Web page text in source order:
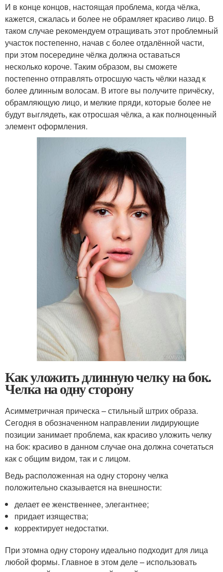
И в конце концов, настоящая проблема, когда чёлка,
кажется, сжалась и более не обрамляет красиво лицо. В
таком случае рекомендуем отращивать этот проблемный
участок постепенно, начав с более отдалённой части,
при этом посередине чёлка должна оставаться
несколько короче. Таким образом, вы сможете
постепенно отправлять отросшую часть чёлки назад к
более длинным волосам. В итоге вы получите причёску,
обрамляющую лицо, и мелкие пряди, которые более не
будут выглядеть, как отросшая чёлка, а как полноценный
элемент оформления.
Как уложить длинную челку на бок.
Челка на одну сторону
Асимметричная прическа – стильный штрих образа.
Сегодня в обозначенном направлении лидирующие
позиции занимает проблема, как красиво уложить челку
на бок: красиво в данном случае она должна сочетаться
как с общим видом, так и с лицом.
Ведь расположенная на одну сторону челка
положительно сказывается на внешности:
делает ее женственнее, элегантнее;
придает изящества;
корректирует недостатки.
При этомна одну сторону идеально подходит для лица
любой формы. Главное в этом деле – использовать